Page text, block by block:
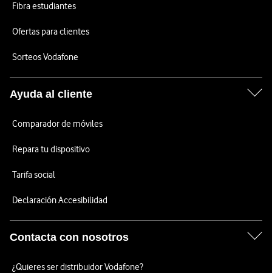
Fibra estudiantes
Ofertas para clientes
Sorteos Vodafone
Ayuda al cliente
Comparador de móviles
Repara tu dispositivo
Tarifa social
Declaración Accesibilidad
Contacta con nosotros
¿Quieres ser distribuidor Vodafone?